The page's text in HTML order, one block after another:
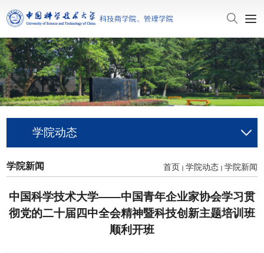
学院动态
学院新闻 首页 学院动态 学院新闻
中国科学技术大学——中国青年企业家协会学习贯
彻党的二十届四中全会精神暨科技创新主题培训班
顺利开班